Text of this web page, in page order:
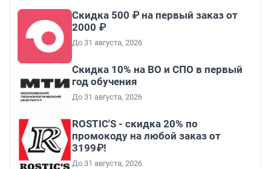
Скидка 500 ₽ на первый заказ от
2000 ₽
До 31 августа, 2026
Скидка 10% на ВО и СПО в первый
год обучения
До 31 августа, 2026
ROSTIC'S - скидка 20% по
промокоду на любой заказ от
3199₽!
До 31 августа, 2026